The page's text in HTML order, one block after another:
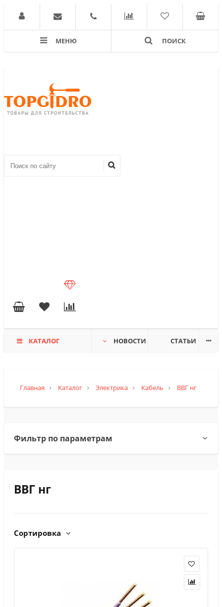
МЕНЮ ПОИСК
КАТАЛОГ НОВОСТИ СТАТЬИ
Главная Каталог Электрика Кабель ВВГ нг
Фильтр по параметрам
ВВГ нг
Сортировка